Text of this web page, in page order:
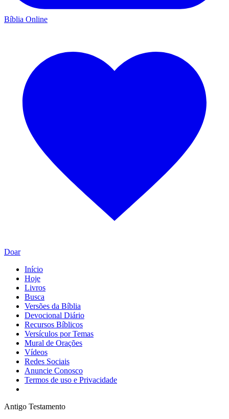
Bíblia Online
Doar
Início
Hoje
Livros
Busca
Versões da Bíblia
Devocional Diário
Recursos Bíblicos
Versículos por Temas
Mural de Orações
Vídeos
Redes Sociais
Anuncie Conosco
Termos de uso e Privacidade
Antigo Testamento